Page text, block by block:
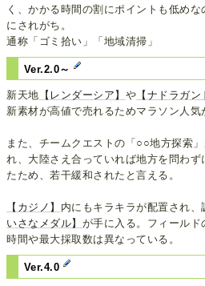
く、かかる時間の割にポイントも低め
にされがち。
通称「ゴミ拾い」「地域清掃」
Ver.2.0～
新天地 【レンダーシア】 や 【ナドラガン
新素材が高値で売れるためマラソン人気
また、チームクエストの「○○地方探索
れ、大陸さえ合っていれば地方を問わ
たため、若干緩和されたと言える。
【カジノ】 内にもキラキラが配置され
いさなメダル】 が手に入る。フィール
時間や最大採取数は異なっている。
Ver.4.0